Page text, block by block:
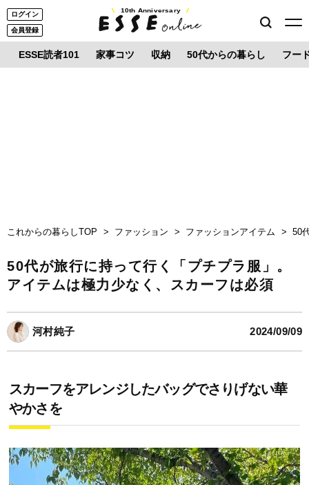
ログイン
会員登録
10th Anniversary
ESSE読者101 家事コツ 収納 50代からの暮らし フー
これからの暮らしTOP ファッション ファッションアイテム 50
50代が旅行に持って行く「プチプラ服」。
アイテムは極力少なく、スカーフは必須
河村純子 2024/09/09
スカーフをアレンジしたバッグでさりげない華
やかさを